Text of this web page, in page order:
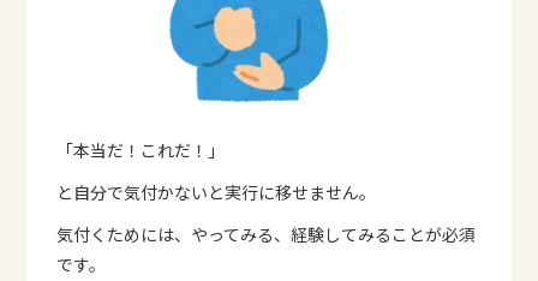
「本当だ！これだ！」
と自分で気付かないと実行に移せません。
気付くためには、やってみる、経験してみることが必須
です。